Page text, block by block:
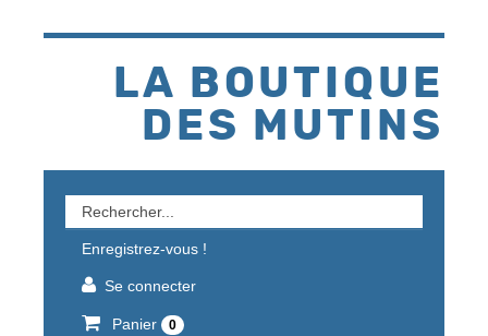
LA BOUTIQUE
DES MUTINS
Rechercher
un
produit
Enregistrez-vous !
Se connecter
Panier 0